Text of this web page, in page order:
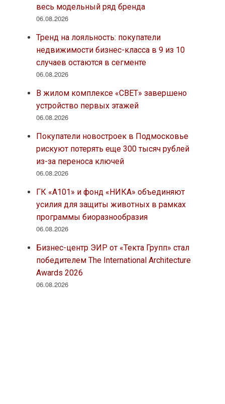
весь модельный ряд бренда
06.08.2026
Тренд на лояльность: покупатели
недвижимости бизнес-класса в 9 из 10
случаев остаются в сегменте
06.08.2026
В жилом комплексе «СВЕТ» завершено
устройство первых этажей
06.08.2026
Покупатели новостроек в Подмосковье
рискуют потерять еще 300 тысяч рублей
из-за переноса ключей
06.08.2026
ГК «А101» и фонд «НИКА» объединяют
усилия для защиты животных в рамках
программы биоразнообразия
06.08.2026
Бизнес-центр ЭИР от «Текта Групп» стал
победителем The International Architecture
Awards 2026
06.08.2026